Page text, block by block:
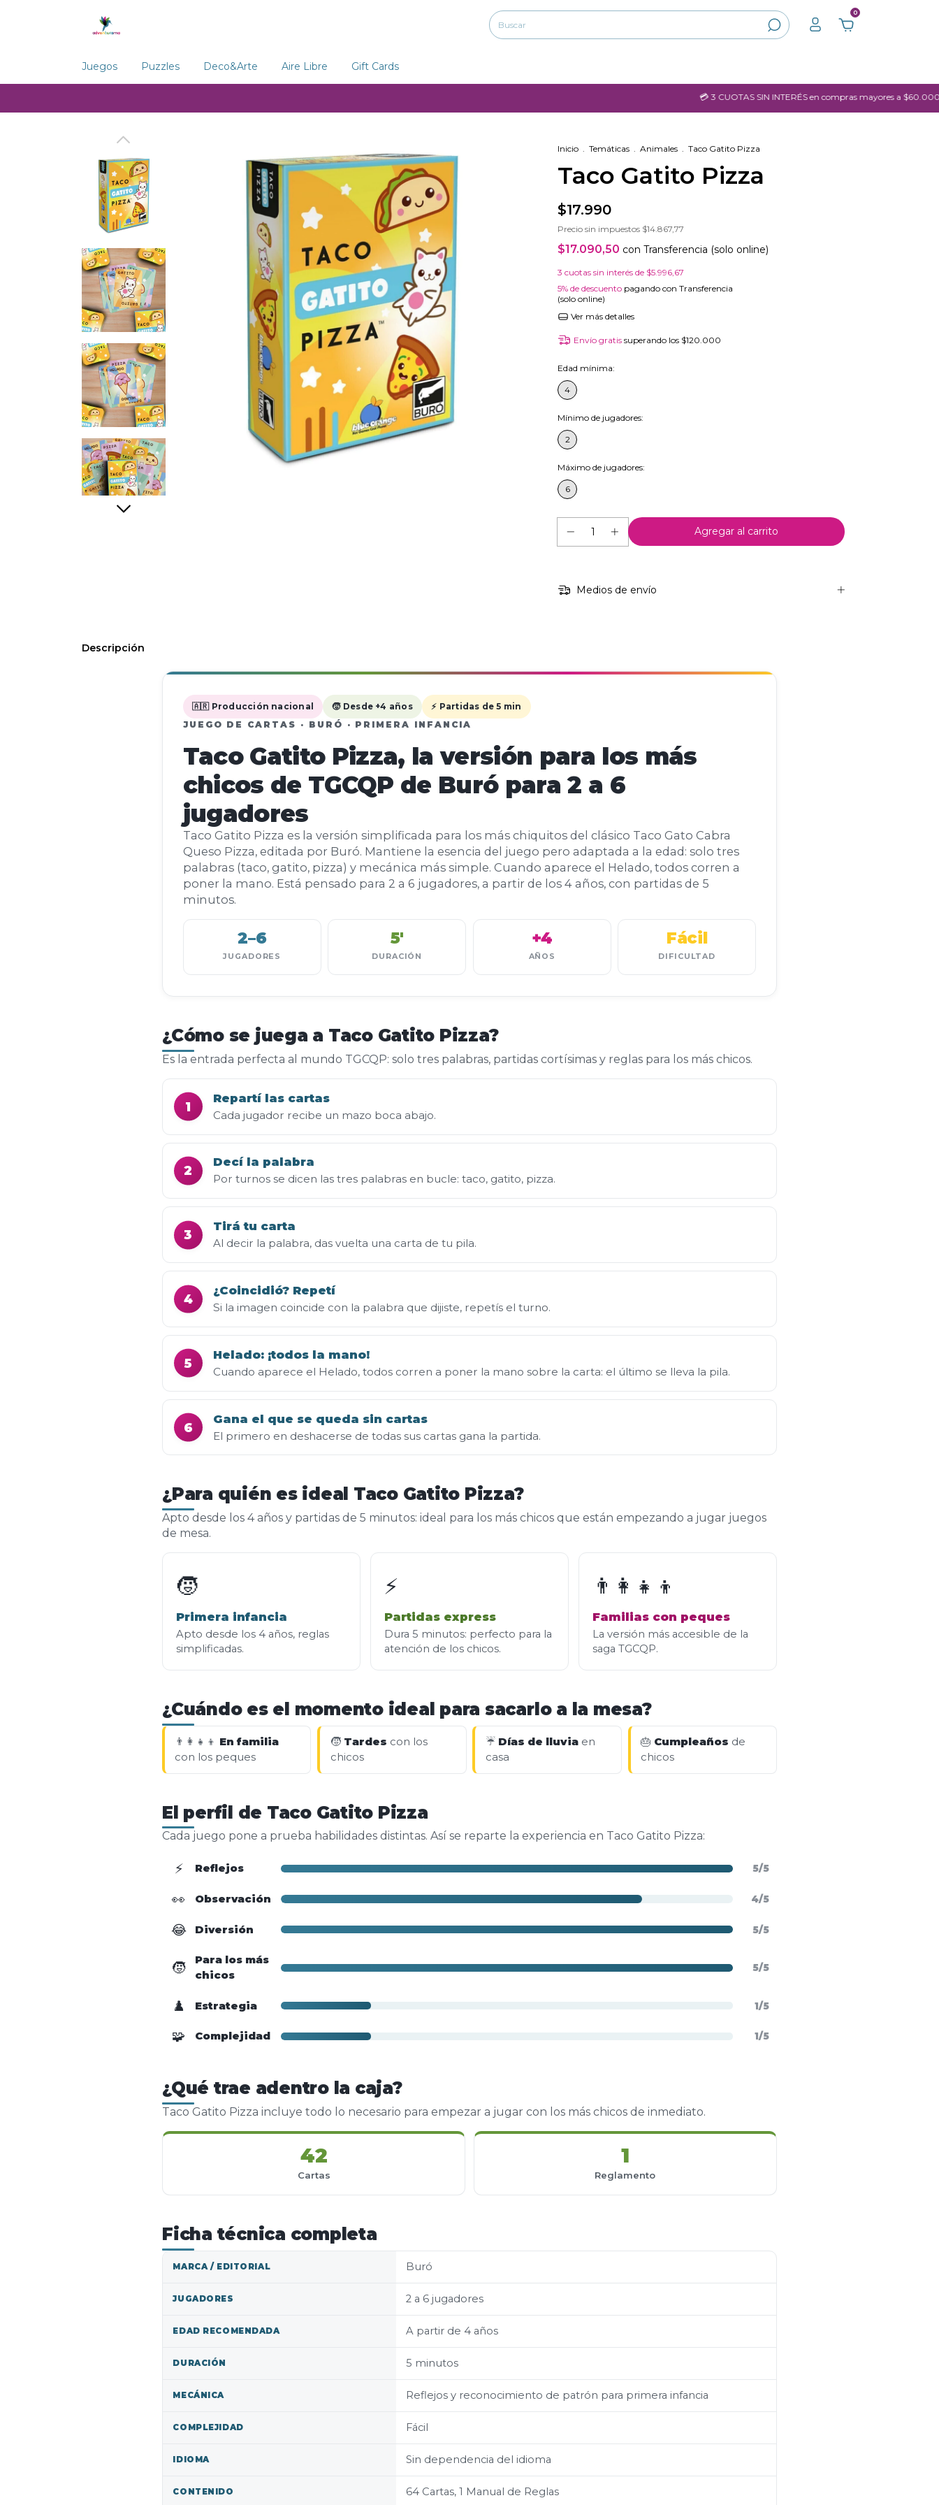
0
Juegos Puzzles Deco&Arte Aire Libre Gift Cards
💳 3 CUOTAS SIN INTERÉS en compras mayores a $60.000.- con
Inicio . Temáticas . Animales . Taco Gatito Pizza
Taco Gatito Pizza
$17.990
Precio sin impuestos $14.867,77
$17.090,50 con Transferencia (solo online)
3 cuotas sin interés de $5.996,67
5% de descuento pagando con Transferencia
(solo online)
Ver más detalles
Envío gratis superando los $120.000
Edad mínima:
4
Mínimo de jugadores:
2
Máximo de jugadores:
6
Medios de envío
Descripción
🇦🇷 Producción nacional 🧒 Desde +4 años ⚡ Partidas de 5 min
JUEGO DE CARTAS · BURÓ · PRIMERA INFANCIA
Taco Gatito Pizza, la versión para los más
chicos de TGCQP de Buró para 2 a 6
jugadores
Taco Gatito Pizza es la versión simplificada para los más chiquitos del clásico Taco Gato Cabra
Queso Pizza, editada por Buró. Mantiene la esencia del juego pero adaptada a la edad: solo tres
palabras (taco, gatito, pizza) y mecánica más simple. Cuando aparece el Helado, todos corren a
poner la mano. Está pensado para 2 a 6 jugadores, a partir de los 4 años, con partidas de 5
minutos.
2–6
JUGADORES
5'
DURACIÓN
+4
AÑOS
Fácil
DIFICULTAD
¿Cómo se juega a Taco Gatito Pizza?
Es la entrada perfecta al mundo TGCQP: solo tres palabras, partidas cortísimas y reglas para los más chicos.
1
Repartí las cartas
Cada jugador recibe un mazo boca abajo.
2
Decí la palabra
Por turnos se dicen las tres palabras en bucle: taco, gatito, pizza.
3
Tirá tu carta
Al decir la palabra, das vuelta una carta de tu pila.
4
¿Coincidió? Repetí
Si la imagen coincide con la palabra que dijiste, repetís el turno.
5
Helado: ¡todos la mano!
Cuando aparece el Helado, todos corren a poner la mano sobre la carta: el último se lleva la pila.
6
Gana el que se queda sin cartas
El primero en deshacerse de todas sus cartas gana la partida.
¿Para quién es ideal Taco Gatito Pizza?
Apto desde los 4 años y partidas de 5 minutos: ideal para los más chicos que están empezando a jugar juegos
de mesa.
🧒
Primera infancia
Apto desde los 4 años, reglas
simplificadas.
⚡
Partidas express
Dura 5 minutos: perfecto para la
atención de los chicos.
👨‍👩‍👧‍👦
Familias con peques
La versión más accesible de la
saga TGCQP.
¿Cuándo es el momento ideal para sacarlo a la mesa?
👨‍👩‍👧‍👦 En familia
con los peques
🧒 Tardes con los
chicos
☔ Días de lluviaen
casa
🎂 Cumpleaños de
chicos
El perfil de Taco Gatito Pizza
Cada juego pone a prueba habilidades distintas. Así se reparte la experiencia en Taco Gatito Pizza:
⚡ Reflejos 5/5
👀 Observación 4/5
😂 Diversión 5/5
🧒
Para los más
chicos
5/5
♟️ Estrategia 1/5
🧩 Complejidad 1/5
¿Qué trae adentro la caja?
Taco Gatito Pizza incluye todo lo necesario para empezar a jugar con los más chicos de inmediato.
42
Cartas
1
Reglamento
Ficha técnica completa
MARCA / EDITORIAL Buró
JUGADORES 2 a 6 jugadores
EDAD RECOMENDADA A partir de 4 años
DURACIÓN 5 minutos
MECÁNICA Reflejos y reconocimiento de patrón para primera infancia
COMPLEJIDAD Fácil
IDIOMA Sin dependencia del idioma
CONTENIDO 64 Cartas, 1 Manual de Reglas